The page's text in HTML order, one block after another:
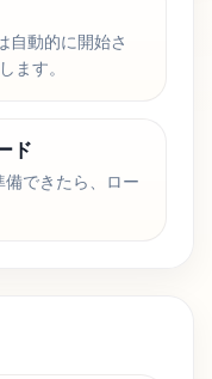
自動的に開始さ
ます。
ド
できたら、ロー